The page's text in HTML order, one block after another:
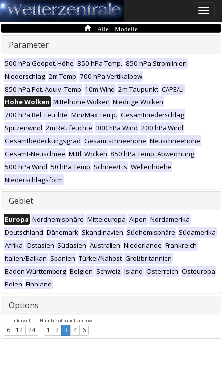
Toggle
Alle Modelle
Parameter
500 hPa Geopot. Höhe 850 hPa Temp. 850 hPa Stromlinien
Niederschlag 2m Temp 700 hPa Vertikalbew
850 hPa Pot. Äquiv. Temp 10m Wind 2m Taupunkt CAPE/LI
Hohe Wolken Mittelhohe Wolken Niedrige Wolken
700 hPa Rel. Feuchte Min/Max Temp. Gesamtniederschlag
Spitzenwind 2m Rel. feuchte 300 hPa Wind 200 hPa Wind
Gesamtbedeckungsgrad Gesamtschneehöhe Neuschneehöhe
Gesamt-Neuschnee Mittl. Wolken 850 hPa Temp. Abweichung
500 hPa Wind 50 hPa Temp Schnee/Eis Wellenhoehe
Niederschlagsform
Gebiet
Europa Nordhemisphäre Mitteleuropa Alpen Nordamerika
Deutschland Dänemark Skandinavien Südhemisphäre Südamerika
Afrika Ostasien Südasien Australien Niederlande Frankreich
Italien/Balkan Spanien Türkei/Nahost Großbritannien
Baden Württemberg Belgien Schweiz Island Österreich Osteuropa
Polen Finnland
Options
Intervall
6 12 24
Number of panels in row
1 2 3 4 6